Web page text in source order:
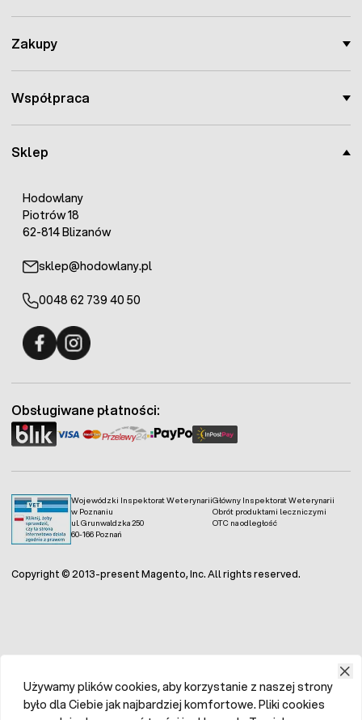
Sklep
Hodowlany
Piotrów 18
62-814 Blizanów
sklep@hodowlany.pl
0048 62 739 40 50
Zakupy
Współpraca
Wojewódzki Inspektorat Weterynarii
w Poznaniu
ul. Grunwaldzka 250
60-166 Poznań
Główny Inspektorat Weterynarii
Obrót produktami leczniczymi
OTC na odległość
Obsługiwane płatności:
Copyright © 2013-present Magento, Inc. All rights reserved.
Używamy plików cookies, aby korzystanie z naszej strony
było dla Ciebie jak najbardziej komfortowe. Pliki cookies